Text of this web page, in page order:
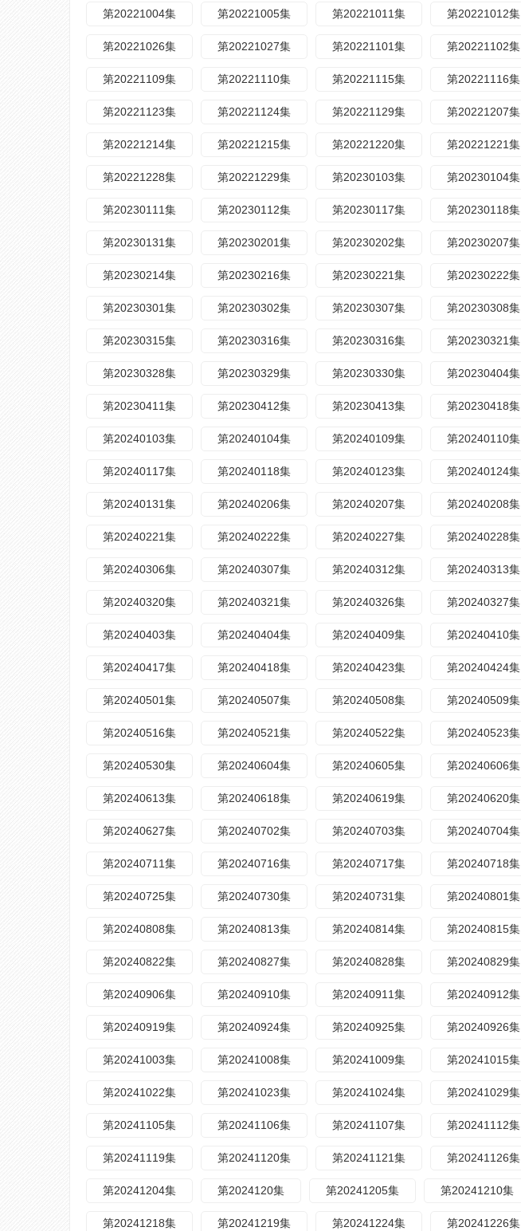
第20221004集 第20221005集 第20221011集 第20221012集
第20221026集 第20221027集 第20221101集 第20221102集
第20221109集 第20221110集 第20221115集 第20221116集
第20221123集 第20221124集 第20221129集 第20221207集
第20221214集 第20221215集 第20221220集 第20221221集
第20221228集 第20221229集 第20230103集 第20230104集
第20230111集 第20230112集 第20230117集 第20230118集
第20230131集 第20230201集 第20230202集 第20230207集
第20230214集 第20230216集 第20230221集 第20230222集
第20230301集 第20230302集 第20230307集 第20230308集
第20230315集 第20230316集 第20230316集 第20230321集
第20230328集 第20230329集 第20230330集 第20230404集
第20230411集 第20230412集 第20230413集 第20230418集
第20240103集 第20240104集 第20240109集 第20240110集
第20240117集 第20240118集 第20240123集 第20240124集
第20240131集 第20240206集 第20240207集 第20240208集
第20240221集 第20240222集 第20240227集 第20240228集
第20240306集 第20240307集 第20240312集 第20240313集
第20240320集 第20240321集 第20240326集 第20240327集
第20240403集 第20240404集 第20240409集 第20240410集
第20240417集 第20240418集 第20240423集 第20240424集
第20240501集 第20240507集 第20240508集 第20240509集
第20240516集 第20240521集 第20240522集 第20240523集
第20240530集 第20240604集 第20240605集 第20240606集
第20240613集 第20240618集 第20240619集 第20240620集
第20240627集 第20240702集 第20240703集 第20240704集
第20240711集 第20240716集 第20240717集 第20240718集
第20240725集 第20240730集 第20240731集 第20240801集
第20240808集 第20240813集 第20240814集 第20240815集
第20240822集 第20240827集 第20240828集 第20240829集
第20240906集 第20240910集 第20240911集 第20240912集
第20240919集 第20240924集 第20240925集 第20240926集
第20241003集 第20241008集 第20241009集 第20241015集
第20241022集 第20241023集 第20241024集 第20241029集
第20241105集 第20241106集 第20241107集 第20241112集
第20241119集 第20241120集 第20241121集 第20241126集
第20241204集 第2024120集 第20241205集 第20241210集
第20241218集 第20241219集 第20241224集 第20241226集